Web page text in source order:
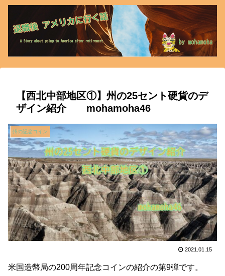
【西北中部地区①】州の25セント硬貨のデ
ザイン紹介 mohamoha46
州の記念コイン
2021.01.15
米国造幣局の200周年記念コインの紹介の第9弾です。